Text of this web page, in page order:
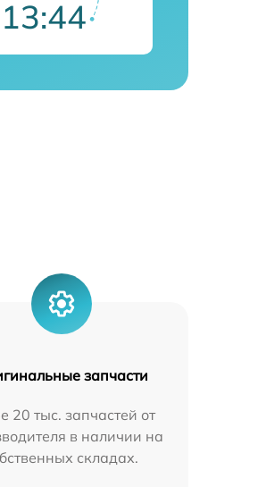
запчасти
20 тыс. запчастей от
в наличии на
складах.